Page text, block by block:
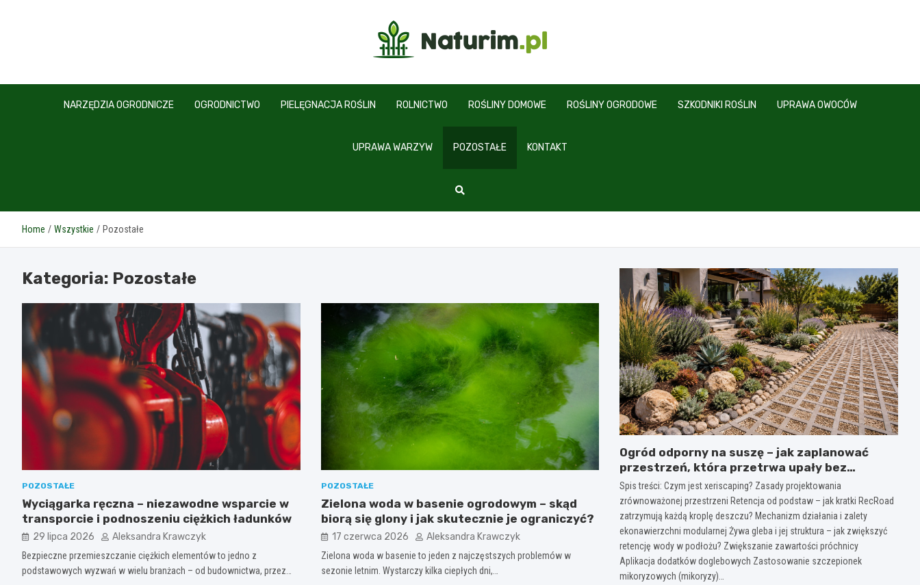
www.naturim.pl
NARZĘDZIA OGRODNICZE OGRODNICTWO PIELĘGNACJA ROŚLIN ROLNICTWO ROŚLINY DOMOWE ROŚLINY OGRODOWE SZKODNIKI ROŚLIN UPRAWA OWOCÓW
UPRAWA WARZYW POZOSTAŁE KONTAKT
Home Wszystkie Pozostałe
Kategoria: Pozostałe
POZOSTAŁE
Wyciągarka ręczna – niezawodne wsparcie w
transporcie i podnoszeniu ciężkich ładunków
29 lipca 2026 Aleksandra Krawczyk
Bezpieczne przemieszczanie ciężkich elementów to jedno z
podstawowych wyzwań w wielu branżach – od budownictwa, przez…
POZOSTAŁE
Zielona woda w basenie ogrodowym – skąd
biorą się glony i jak skutecznie je ograniczyć?
17 czerwca 2026 Aleksandra Krawczyk
Zielona woda w basenie to jeden z najczęstszych problemów w
sezonie letnim. Wystarczy kilka ciepłych dni,…
Ogród odporny na suszę – jak zaplanować
przestrzeń, która przetrwa upały bez
marnowania wody?
Spis treści: Czym jest xeriscaping? Zasady projektowania
zrównoważonej przestrzeni Retencja od podstaw – jak kratki RecRoad
zatrzymują każdą kroplę deszczu? Mechanizm działania i zalety
ekonawierzchni modularnej Żywa gleba i jej struktura – jak zwiększyć
retencję wody w podłożu? Zwiększanie zawartości próchnicy
Aplikacja dodatków doglebowych Zastosowanie szczepionek
mikoryzowych (mikoryzy)…